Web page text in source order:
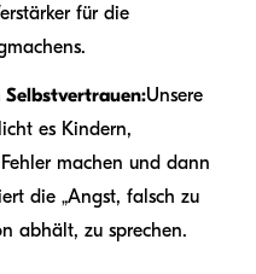
für die
Unsere
es Kindern,
machen und dann
die „Angst, falsch zu
abhält, zu sprechen.